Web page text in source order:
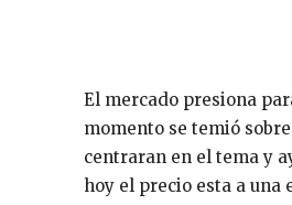
El mercado presiona
momento se temió
centraran en el tema y
hoy el precio esta a una